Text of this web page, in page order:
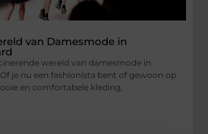
van Damesmode in
wereld van damesmode in
je nu een fashionista bent of gewoon op
en comfortabele kleding,